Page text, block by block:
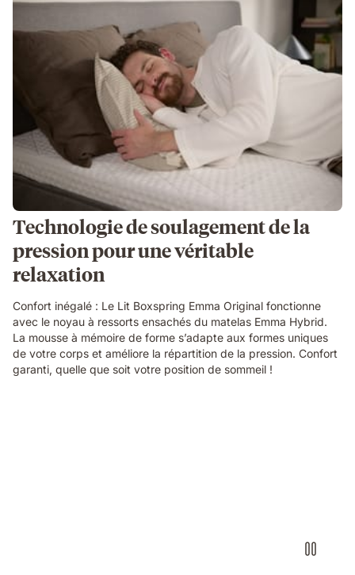
Technologie de soulagement de la
pression pour une véritable
relaxation
Confort inégalé : Le Lit Boxspring Emma Original fonctionne
avec le noyau à ressorts ensachés du matelas Emma Hybrid.
La mousse à mémoire de forme s’adapte aux formes uniques
de votre corps et améliore la répartition de la pression. Confort
garanti, quelle que soit votre position de sommeil !